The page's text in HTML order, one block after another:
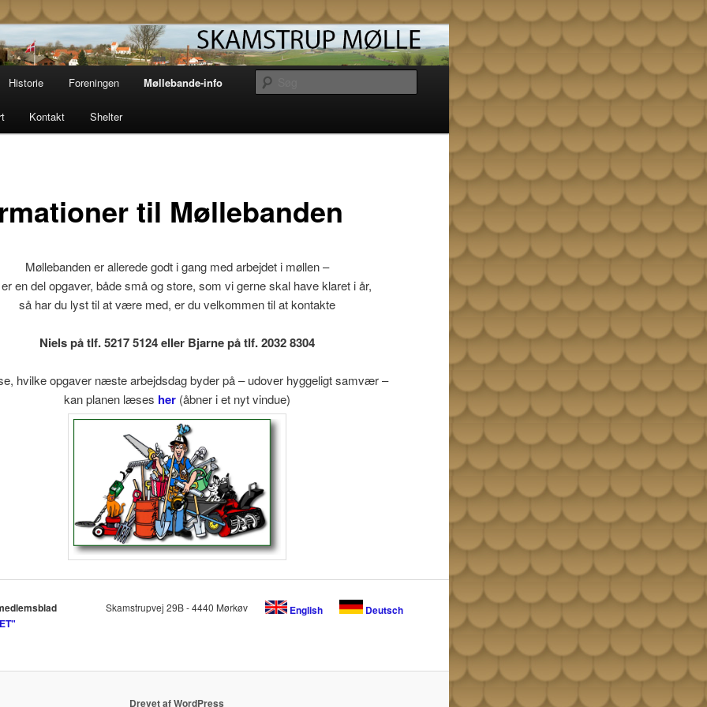
Mølle
Møllelaug driver og vedligeholder den gamle
på vestsjælland. Læs her om
og mekanik eller book en overnatning
unik solopgang i en af vores shelters.
Historie Foreningen Møllebande-info
Kontakt Shelter
til Møllebanden
Møllebanden er allerede godt i gang med arbejdet i møllen –
en del opgaver, både små og store, som vi gerne skal have klaret i år,
så har du lyst til at være med, er du velkommen til at kontakte
Niels på tlf. 5217 5124 eller Bjarne på tlf. 2032 8304
hvilke opgaver næste arbejdsdag byder på – udover hyggeligt samvær –
kan planen læses her (åbner i et nyt vindue)
Skamstrupvej 29B - 4440 Mørkøv English Deutsch
Drevet af WordPress